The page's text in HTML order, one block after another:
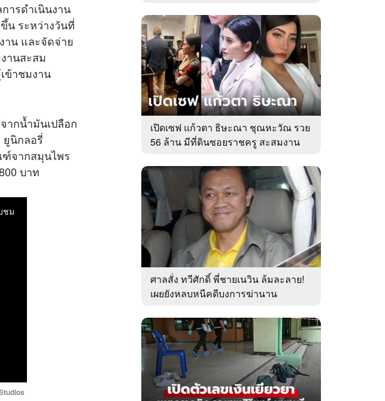
ารดำเนินงาน
น ระหว่างวันที่
าน และจัดจ่าย
านสะสม
ข้าชมงาน
กน้ำมันเปลือก
ยูนิกลอรี่
จากสมุนไพร
บาท
ชม
เปิดเซฟ แก้วตา ธิษะณา ชุณหะวัณ รวย
56 ล้าน มีที่ดินซอยราชครู สะสมงาน
ศาลสั่ง ทวีศักดิ์ พี่ชายเนวิน ล้มละลาย!
เผยยังหลบหนีคดีบงการฆ่านาน